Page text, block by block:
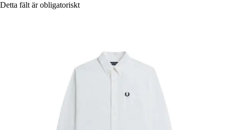
Detta fält är obligatoriskt